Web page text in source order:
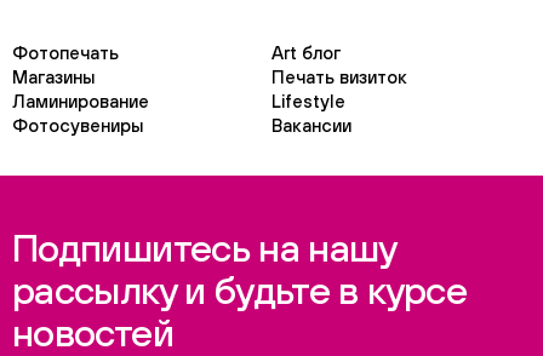
Фотопечать
Art блог
Магазины
Печать визиток
Ламинирование
Lifestyle
Фотосувениры
Вакансии
Подпишитесь на нашу
рассылку и будьте в курсе
новостей